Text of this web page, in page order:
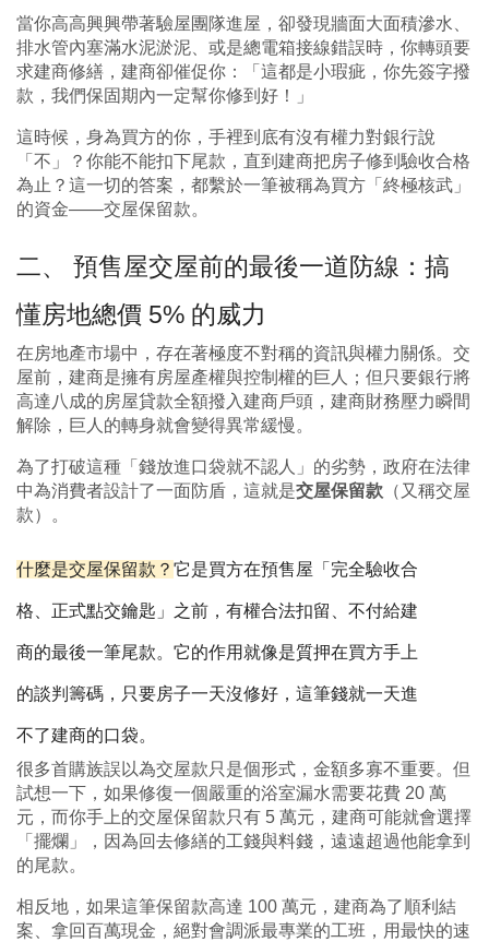
當你高高興興帶著驗屋團隊進屋，卻發現牆面大面積滲水、
排水管內塞滿水泥淤泥、或是總電箱接線錯誤時，你轉頭要
求建商修繕，建商卻催促你：「這都是小瑕疵，你先簽字撥
款，我們保固期內一定幫你修到好！」
這時候，身為買方的你，手裡到底有沒有權力對銀行說
「不」？你能不能扣下尾款，直到建商把房子修到驗收合格
為止？這一切的答案，都繫於一筆被稱為買方「終極核武」
的資金——交屋保留款。
二、 預售屋交屋前的最後一道防線：搞
懂房地總價 5% 的威力
在房地產市場中，存在著極度不對稱的資訊與權力關係。交
屋前，建商是擁有房屋產權與控制權的巨人；但只要銀行將
高達八成的房屋貸款全額撥入建商戶頭，建商財務壓力瞬間
解除，巨人的轉身就會變得異常緩慢。
為了打破這種「錢放進口袋就不認人」的劣勢，政府在法律
中為消費者設計了一面防盾，這就是交屋保留款 （又稱交屋
款）。
什麼是交屋保留款？ 它是買方在預售屋「完全驗收合
格、正式點交鑰匙」之前，有權合法扣留、不付給建
商的最後一筆尾款。它的作用就像是質押在買方手上
的談判籌碼，只要房子一天沒修好，這筆錢就一天進
不了建商的口袋。
很多首購族誤以為交屋款只是個形式，金額多寡不重要。但
試想一下，如果修復一個嚴重的浴室漏水需要花費 20 萬
元，而你手上的交屋保留款只有 5 萬元，建商可能就會選擇
「擺爛」，因為回去修繕的工錢與料錢，遠遠超過他能拿到
的尾款。
相反地，如果這筆保留款高達 100 萬元，建商為了順利結
案、拿回百萬現金，絕對會調派最專業的工班，用最快的速